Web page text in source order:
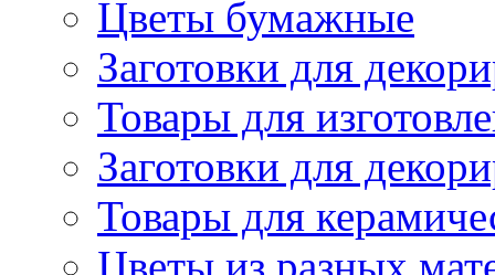
Цветы бумажные
Заготовки для
Товары для
Заготовки для
Товары для
Цветы из разных